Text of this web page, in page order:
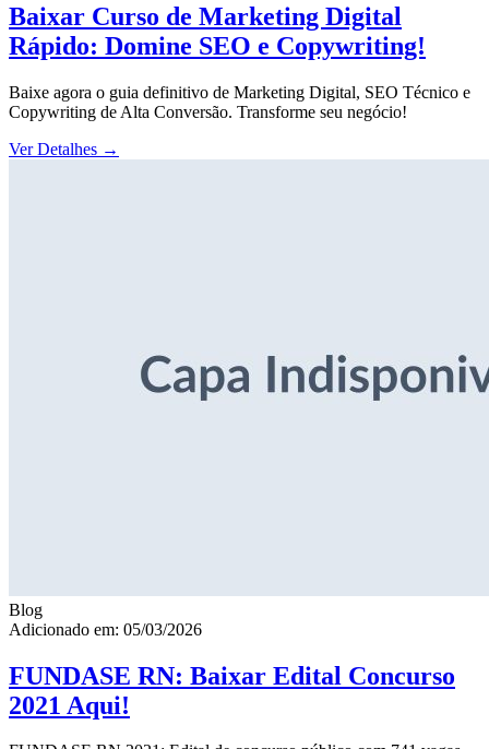
Baixar Curso de Marketing Digital
Rápido: Domine SEO e Copywriting!
Baixe agora o guia definitivo de Marketing Digital, SEO Técnico e
Copywriting de Alta Conversão. Transforme seu negócio!
Ver Detalhes →
Blog
Adicionado em: 05/03/2026
FUNDASE RN: Baixar Edital Concurso
2021 Aqui!